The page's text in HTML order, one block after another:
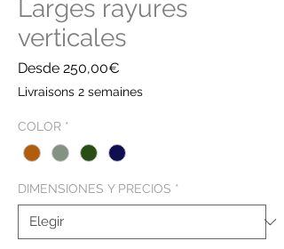
Larges rayures
verticales
Desde 250,00€
de
oferta
Livraisons 2 semaines
COLOR *
DIMENSIONES Y PRECIOS *